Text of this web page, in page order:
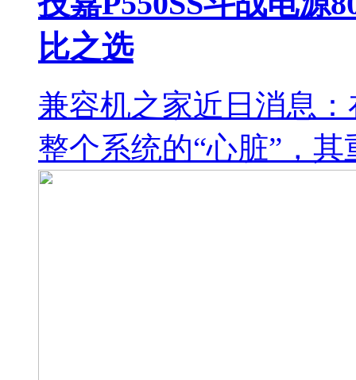
比之选
兼容机之家近日消息
整个系统的“心脏”，